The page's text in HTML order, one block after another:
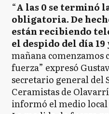
“A las 0 se terminó
obligatoria. De
están recibiendo
el despido del día 19
mañana comenzamos
fuerza” expresó
secretario general del
Ceramistas de
informó el medio local